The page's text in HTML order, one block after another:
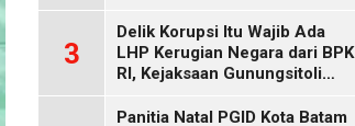
Parliament
3
Delik Korupsi Itu Wajib Ada
LHP Kerugian Negara dari BPK
RI, Kejaksaan Gunungsitoli
Panitia Natal PGID Kota Batam